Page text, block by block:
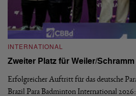
INTERNATIONAL
Zweiter Platz für Weiler/
Erfolgreicher Auftritt für das deutsche
Brazil Para Badminton International